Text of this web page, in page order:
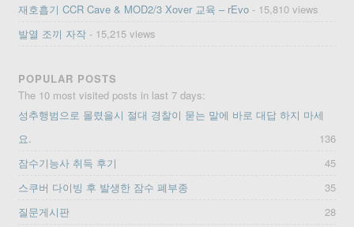
재호흡기 CCR Cave & MOD2/3 Xover 교육 – rEvo - 15,810 views
발열 조끼 자작 - 15,215 views
POPULAR POSTS
The 10 most visited posts in last 7 days:
성추행범으로 몰렸을시 절대 경찰이 묻는 말에 바로 대답 하지 마세
요.
136
잠수기능사 취득 후기
45
스쿠버 다이빙 후 발생한 잠수 폐부종
35
질문게시판
28